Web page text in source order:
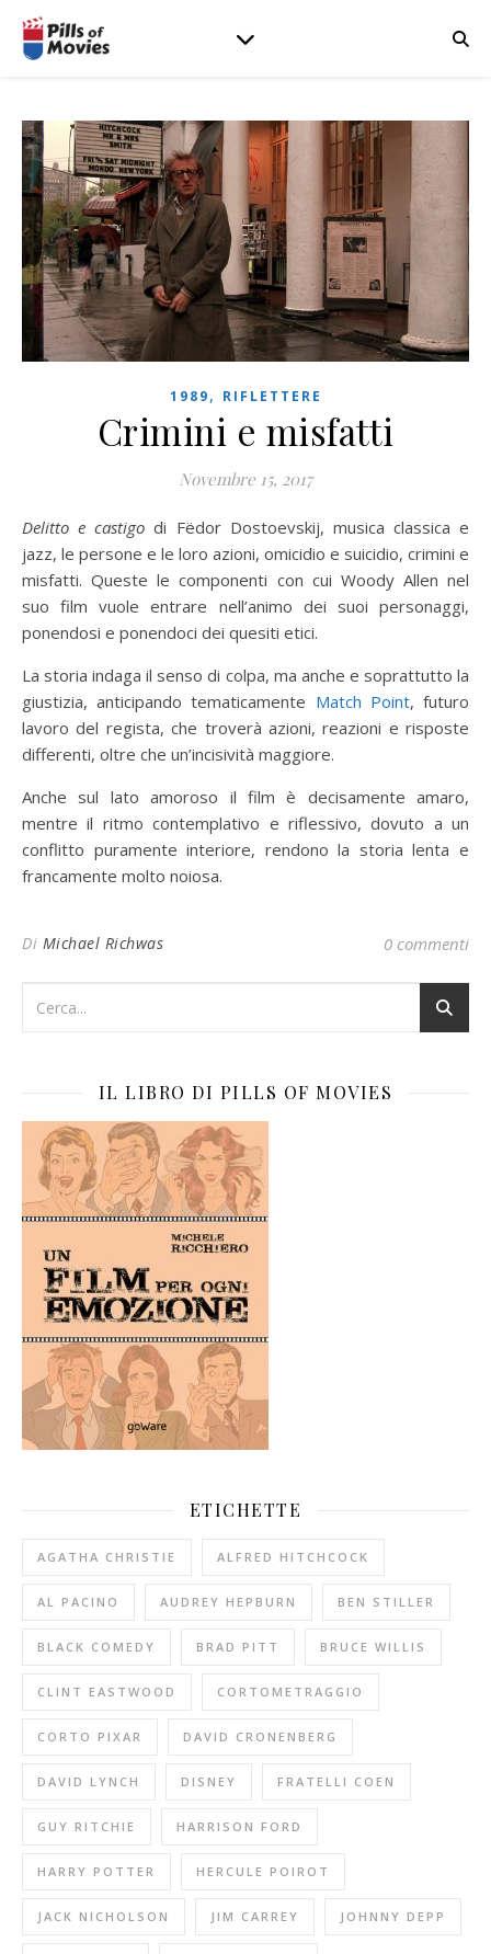
1989, RIFLETTERE
Crimini e misfatti
Novembre 15, 2017
Delitto e castigo di Fëdor Dostoevskij, musica classica e
jazz, le persone e le loro azioni, omicidio e suicidio, crimini e
misfatti. Queste le componenti con cui Woody Allen nel
suo film vuole entrare nell’animo dei suoi personaggi,
ponendosi e ponendoci dei quesiti etici.
La storia indaga il senso di colpa, ma anche e soprattutto la
giustizia, anticipando tematicamente Match Point, futuro
lavoro del regista, che troverà azioni, reazioni e risposte
differenti, oltre che un’incisività maggiore.
Anche sul lato amoroso il film è decisamente amaro,
mentre il ritmo contemplativo e riflessivo, dovuto a un
conflitto puramente interiore, rendono la storia lenta e
francamente molto noiosa.
Di Michael Richwas 0 commenti
IL LIBRO DI PILLS OF MOVIES
ETICHETTE
AGATHA CHRISTIE ALFRED HITCHCOCK
AL PACINO AUDREY HEPBURN BEN STILLER
BLACK COMEDY BRAD PITT BRUCE WILLIS
CLINT EASTWOOD CORTOMETRAGGIO
CORTO PIXAR DAVID CRONENBERG
DAVID LYNCH DISNEY FRATELLI COEN
GUY RITCHIE HARRISON FORD
HARRY POTTER HERCULE POIROT
JACK NICHOLSON JIM CARREY JOHNNY DEPP